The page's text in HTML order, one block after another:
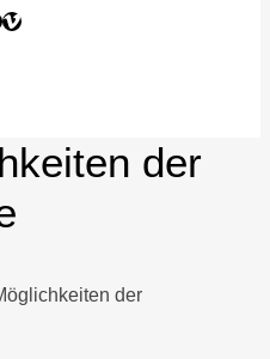
Vimeo
der
der